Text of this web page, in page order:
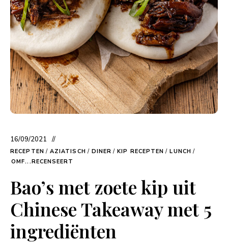
16/09/2021
RECEPTEN / AZIATISCH / DINER / KIP RECEPTEN / LUNCH /
OMF...RECENSEERT
Bao’s met zoete kip uit
Chinese Takeaway met 5
ingrediënten